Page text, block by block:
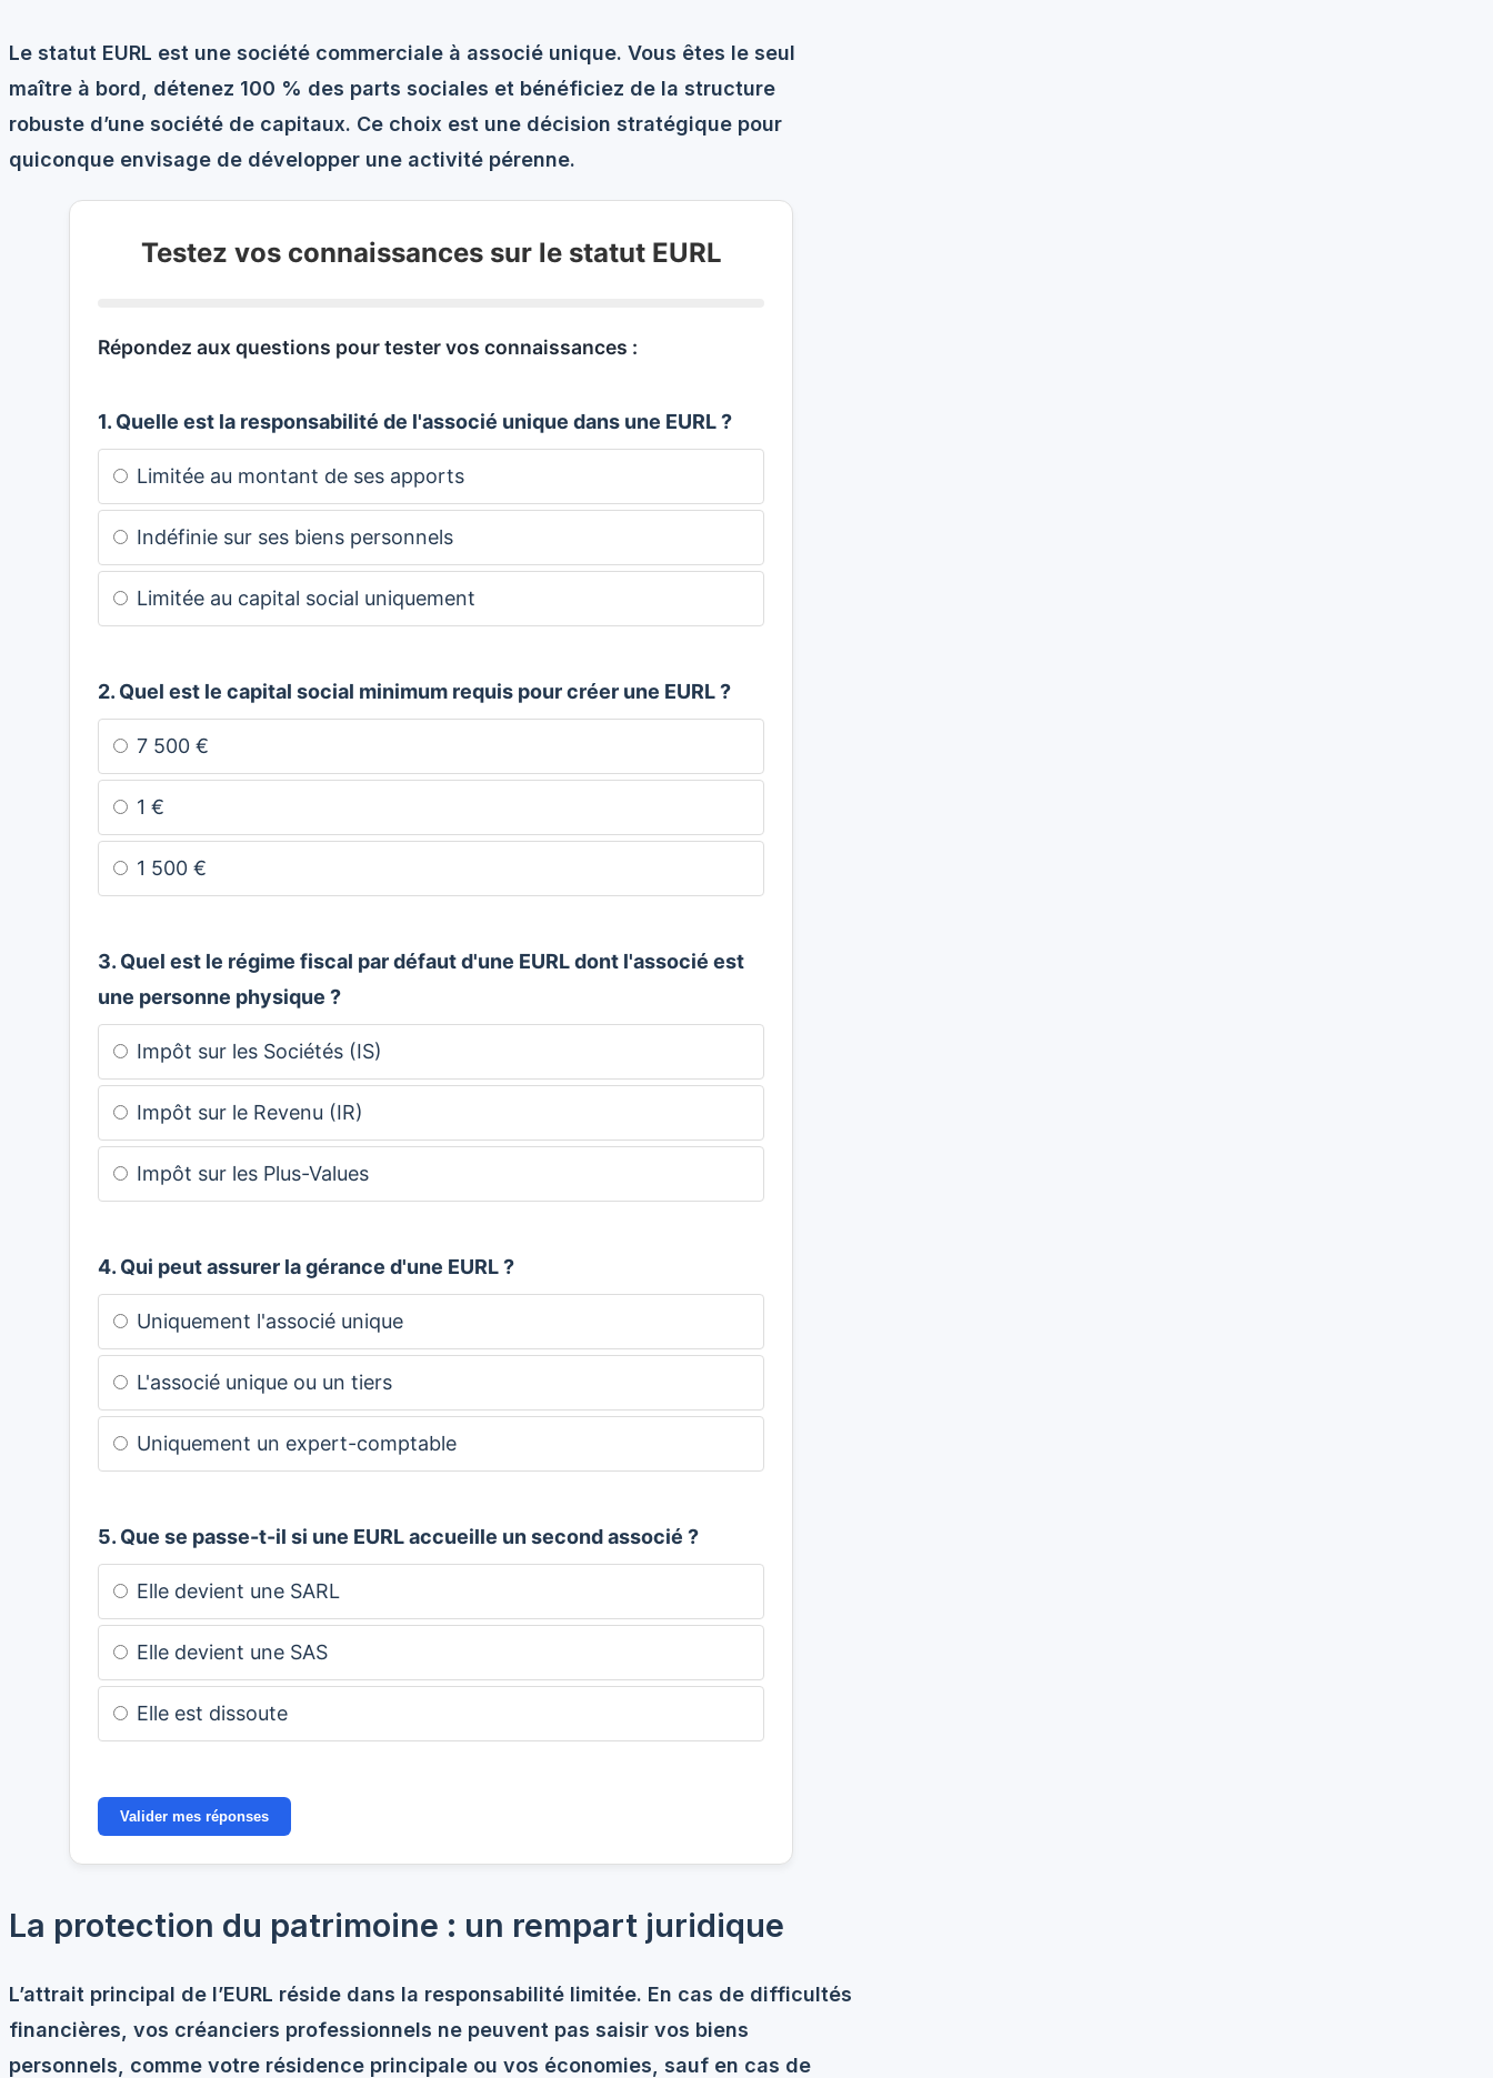
Le statut EURL est une société commerciale à associé unique. Vous êtes le seul
maître à bord, détenez 100 % des parts sociales et bénéficiez de la structure
robuste d’une société de capitaux. Ce choix est une décision stratégique pour
quiconque envisage de développer une activité pérenne.
Testez vos connaissances sur le statut EURL
Répondez aux questions pour tester vos connaissances :
1. Quelle est la responsabilité de l'associé unique dans une EURL ?
Limitée au montant de ses apports
Indéfinie sur ses biens personnels
Limitée au capital social uniquement
2. Quel est le capital social minimum requis pour créer une EURL ?
7 500 €
1 €
1 500 €
3. Quel est le régime fiscal par défaut d'une EURL dont l'associé est
une personne physique ?
Impôt sur les Sociétés (IS)
Impôt sur le Revenu (IR)
Impôt sur les Plus-Values
4. Qui peut assurer la gérance d'une EURL ?
Uniquement l'associé unique
L'associé unique ou un tiers
Uniquement un expert-comptable
5. Que se passe-t-il si une EURL accueille un second associé ?
Elle devient une SARL
Elle devient une SAS
Elle est dissoute
Valider mes réponses
La protection du patrimoine : un rempart juridique
L’attrait principal de l’EURL réside dans la responsabilité limitée. En cas de difficultés
financières, vos créanciers professionnels ne peuvent pas saisir vos biens
personnels, comme votre résidence principale ou vos économies, sauf en cas de